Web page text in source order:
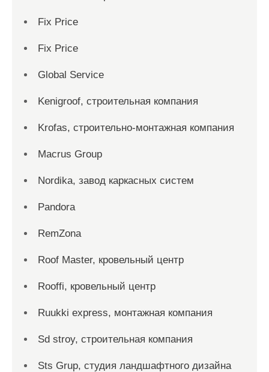
Fix Price
Fix Price
Global Service
Kenigroof, строительная компания
Krofas, строительно-монтажная компания
Macrus Group
Nordika, завод каркасных систем
Pandora
RemZona
Roof Master, кровельный центр
Rooffi, кровельный центр
Ruukki express, монтажная компания
Sd stroy, строительная компания
Sts Grup, студия ландшафтного дизайна